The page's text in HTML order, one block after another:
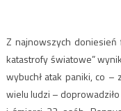
Z najnowszych doniesień
katastrofy światowe”
wybuchł atak paniki, co –
wielu ludzi –